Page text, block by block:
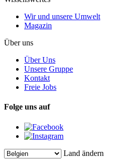
Wir und unsere Umwelt
Magazin
Über uns
Über Uns
Unsere Gruppe
Kontakt
Freie Jobs
Folge uns auf
Land ändern